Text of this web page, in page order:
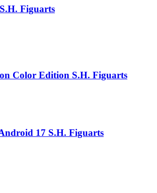
Figuarts
Color Edition S.H. Figuarts
17 S.H. Figuarts